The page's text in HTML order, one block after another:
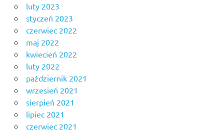
luty 2023
styczeń 2023
czerwiec 2022
maj 2022
kwiecień 2022
luty 2022
październik 2021
wrzesień 2021
sierpień 2021
lipiec 2021
czerwiec 2021